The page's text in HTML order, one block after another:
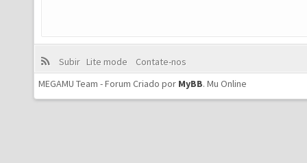
Subir Lite mode
Contate-nos
MEGAMU Team - Forum Criado por MyBB. Mu Online